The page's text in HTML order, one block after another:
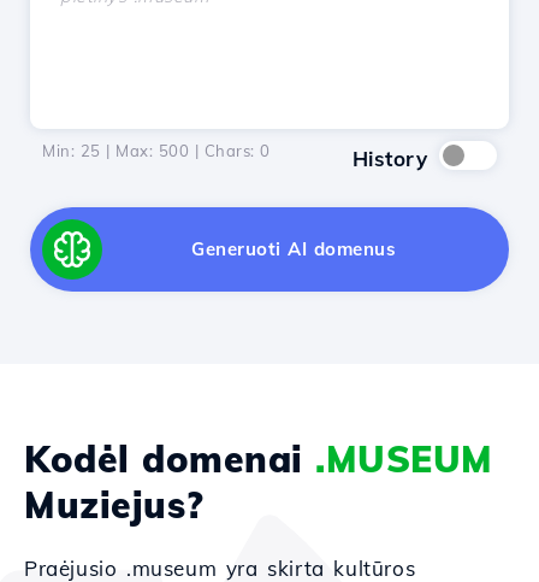
Min: 25 | Max: 500 | Chars: 0 History
Generuoti AI domenus
Kodėl domenai .MUSEUM
Muziejus?
Praėjusio .museum yra skirta kultūros